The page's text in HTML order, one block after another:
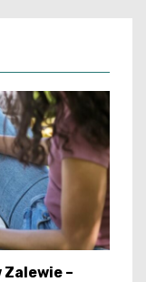
Zalewie –